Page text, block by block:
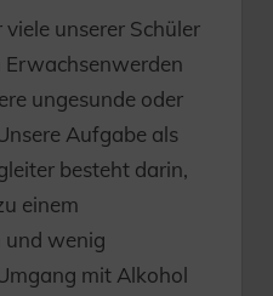
unserer Schüler
Erwachsenwerden
ungesunde oder
Aufgabe als
besteht darin,
einem
wenig
mit Alkohol